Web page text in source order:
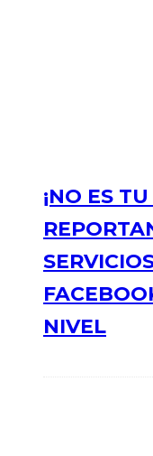
¡NO ES
NIVEL